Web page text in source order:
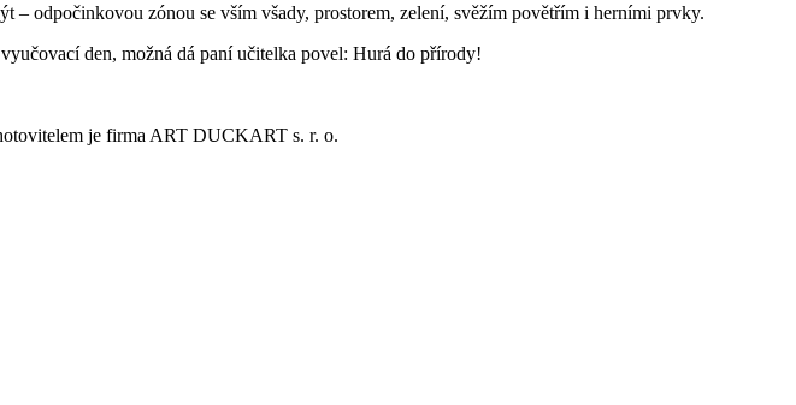
odpočinkovou zónou se vším všady, prostorem, zelení, svěžím povětřím i herními prvky.
den, možná dá paní učitelka povel: Hurá do přírody!
je firma ART DUCKART s. r. o.